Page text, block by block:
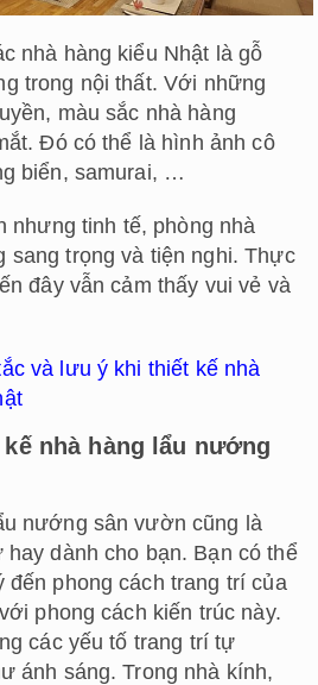
nhà hàng kiểu Nhật là gỗ
trong nội thất. Với những
màu sắc nhà hàng
Đó có thể là hình ảnh cô
biển, samurai, …
nhưng tinh tế, phòng nhà
sang trọng và tiện nghi. Thực
đây vẫn cảm thấy vui vẻ và
và lưu ý khi thiết kế nhà
nhà hàng lẩu nướng
nướng sân vườn cũng là
dành cho bạn. Bạn có thể
đến phong cách trang trí của
phong cách kiến trúc này.
các yếu tố trang trí tự
ánh sáng. Trong nhà kính,